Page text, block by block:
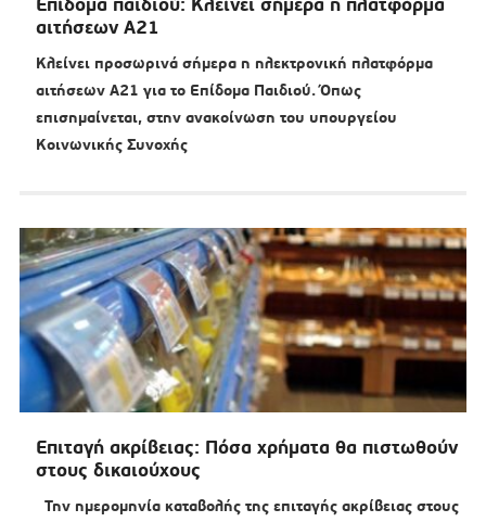
αιτήσεων Α21
Κλείνει προσωρινά σήμερα η ηλεκτρονική πλατφόρμα
αιτήσεων Α21 για το Επίδομα Παιδιού. Όπως
επισημαίνεται, στην ανακοίνωση του υπουργείου
Κοινωνικής Συνοχής
Επιταγή ακρίβειας: Πόσα χρήματα θα πιστωθούν
στους δικαιούχους
Την ημερομηνία καταβολής της επιταγής ακρίβειας στους